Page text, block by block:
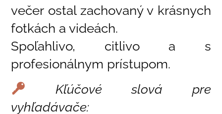
večer ostal zachovaný v krásnych
fotkách a videách.
Spoľahlivo, citlivo a s
profesionálnym prístupom.
Kľúčové slová pre
vyhľadávače: